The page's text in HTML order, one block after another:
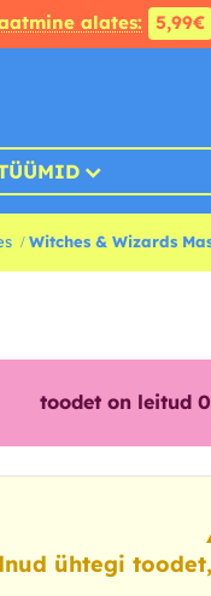
alates: 5,99€
Witches & Wizards
toodet on leitud 0
ühtegi